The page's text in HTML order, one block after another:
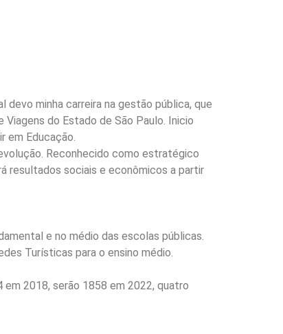
minha carreira na gestão pública, que
do Estado de São Paulo. Inicio
em Educação.
Reconhecido como estratégico
resultados sociais e econômicos a partir
e no médio das escolas públicas.
Turísticas para o ensino médio.
2018, serão 1858 em 2022, quatro